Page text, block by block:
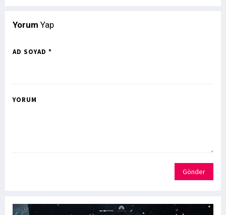
Yorum Yap
AD SOYAD *
YORUM
Gönder